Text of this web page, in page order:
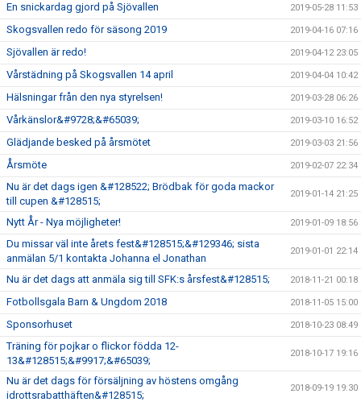
En snickardag gjord på Sjövallen 2019-05-28 11:53
Skogsvallen redo för säsong 2019 2019-04-16 07:16
Sjövallen är redo! 2019-04-12 23:05
Vårstädning på Skogsvallen 14 april 2019-04-04 10:42
Hälsningar från den nya styrelsen! 2019-03-28 06:26
Vårkänslor&#9728;&#65039; 2019-03-10 16:52
Glädjande besked på årsmötet 2019-03-03 21:56
Årsmöte 2019-02-07 22:34
Nu är det dags igen &#128522; Brödbak för goda mackor
till cupen &#128515;
2019-01-14 21:25
Nytt År - Nya möjligheter! 2019-01-09 18:56
Du missar väl inte årets fest&#128515;&#129346; sista
anmälan 5/1 kontakta Johanna el Jonathan
2019-01-01 22:14
Nu är det dags att anmäla sig till SFK:s årsfest&#128515; 2018-11-21 00:18
Fotbollsgala Barn & Ungdom 2018 2018-11-05 15:00
Sponsorhuset 2018-10-23 08:49
Träning för pojkar o flickor födda 12-
13&#128515;&#9917;&#65039;
2018-10-17 19:16
Nu är det dags för försäljning av höstens omgång
idrottsrabatthäften&#128515;
2018-09-19 19:30